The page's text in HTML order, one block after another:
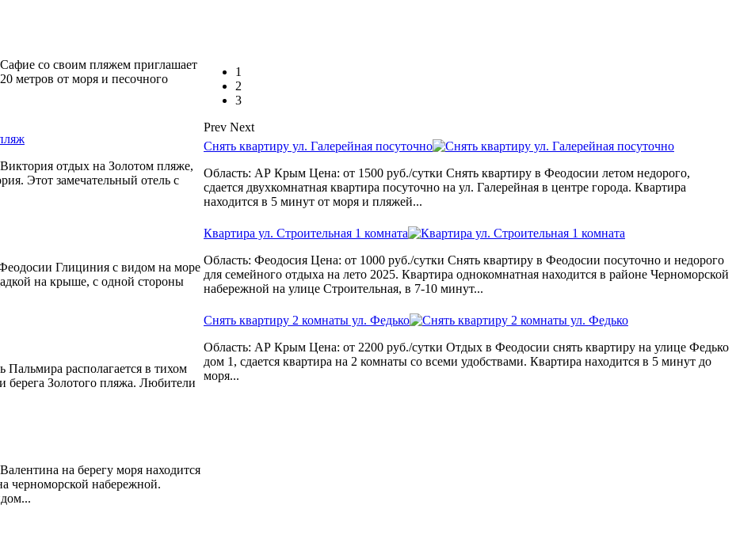
со своим пляжем приглашает
метров от моря и песочного
отдых на Золотом пляже,
Этот замечательный отель с
Глициния с видом на море
на крыше, с одной стороны
располагается в тихом
берега Золотого пляжа. Любители
на берегу моря находится
черноморской набережной.
1
2
3
Prev Next
Снять квартиру ул. Галерейная посуточно
Область: АР Крым Цена: от 1500 руб./сутки Снять квартиру в Феодосии летом недорого,
сдается двухкомнатная квартира посуточно на ул. Галерейная в центре города. Квартира
находится в 5 минут от моря и пляжей...
Квартира ул. Строительная 1 комната
Область: Феодосия Цена: от 1000 руб./сутки Снять квартиру в Феодосии посуточно и недорого
для семейного отдыха на лето 2025. Квартира однокомнатная находится в районе Черноморской
набережной на улице Строительная, в 7-10 минут...
Снять квартиру 2 комнаты ул. Федько
Область: АР Крым Цена: от 2200 руб./сутки Отдых в Феодосии снять квартиру на улице Федько
дом 1, сдается квартира на 2 комнаты со всеми удобствами. Квартира находится в 5 минут до
моря...